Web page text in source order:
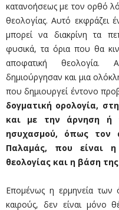
κατανοήσεως με τον ορθό
θεολογίας. Αυτό εκφράζει
μπορεί να διακρίνη τα
φυσικά, τα όρια που θα
αποφατική θεολογία.
δημιούργησαν και μια
που δημιουργεί έντονο
δογματική ορολογία,
και με την άρνηση ή
ησυχασμού, όπως τον
Παλαμάς, που είναι
θεολογίας και η βάση
Επομένως η ερμηνεία των
καιρούς, δεν είναι μόνο